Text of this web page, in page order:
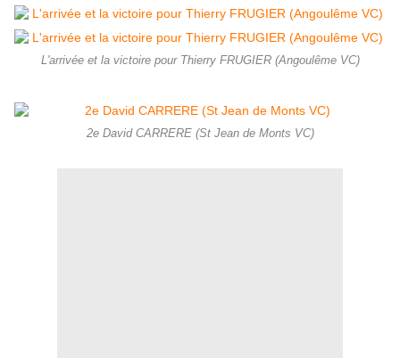
L'arrivée et la victoire pour Thierry FRUGIER (Angoulême VC)
2e David CARRERE (St Jean de Monts VC)